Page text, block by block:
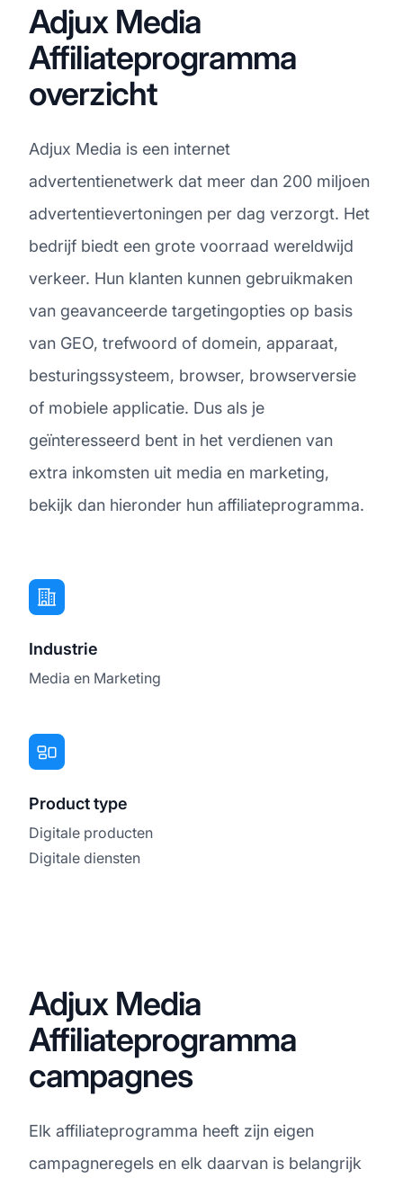
Adjux Media
Affiliateprogramma
overzicht
Adjux Media is een internet
advertentienetwerk dat meer dan 200 miljoen
advertentievertoningen per dag verzorgt. Het
bedrijf biedt een grote voorraad wereldwijd
verkeer. Hun klanten kunnen gebruikmaken
van geavanceerde targetingopties op basis
van GEO, trefwoord of domein, apparaat,
besturingssysteem, browser, browserversie
of mobiele applicatie. Dus als je
geïnteresseerd bent in het verdienen van
extra inkomsten uit media en marketing,
bekijk dan hieronder hun affiliateprogramma.
Industrie
Media en Marketing
Product type
Digitale producten
Digitale diensten
Adjux Media
Affiliateprogramma
campagnes
Elk affiliateprogramma heeft zijn eigen
campagneregels en elk daarvan is belangrijk